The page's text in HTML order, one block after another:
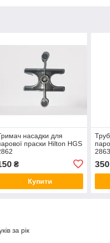
насадки для
праски Hilton HGS
₴
Купити
350
за рік